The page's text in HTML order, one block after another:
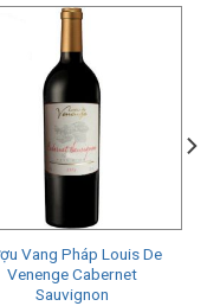
Vang Pháp Louis De
Venenge Cabernet
Sauvignon